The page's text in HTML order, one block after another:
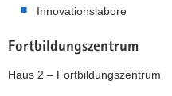
Innovationslabore
Fortbildungszentrum
Haus 2 – Fortbildungszentrum